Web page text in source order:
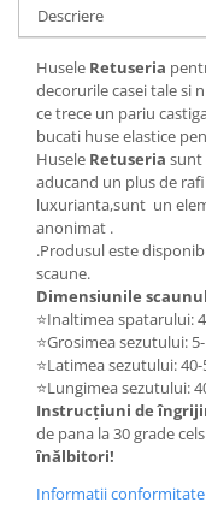
Descriere
Husele Retuseria
decorurile casei tale si
ce trece un pariu
bucati huse elastice
Husele Retuseria sunt
aducand un plus de
luxurianta,sunt un
anonimat .
.Produsul este
scaune.
Dimensiunile
⭐Inaltimea spatarului:
⭐Grosimea sezutului:
⭐Latimea sezutului:
⭐Lungimea sezutului:
Instrucțiuni de
de pana la 30 grade
înălbitori!
Informatii